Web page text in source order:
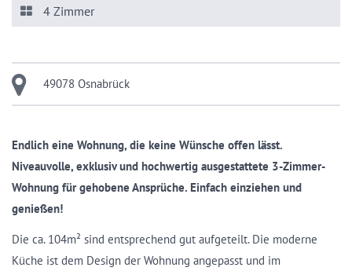
4 Zimmer
49078 Osnabrück
Endlich eine Wohnung, die keine Wünsche offen lässt.
Niveauvolle, exklusiv und hochwertig ausgestattete 3-Zimmer-
Wohnung für gehobene Ansprüche. Einfach einziehen und
genießen!
Die ca. 104m² sind entsprechend gut aufgeteilt. Die moderne
Küche ist dem Design der Wohnung angepasst und im